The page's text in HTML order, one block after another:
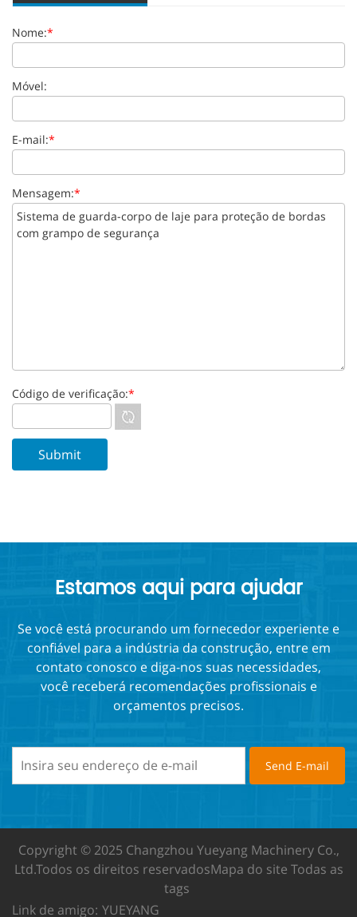
Nome:*
Móvel:
E-mail:*
Mensagem:*
Código de verificação:*
Estamos aqui para ajudar
Se você está procurando um fornecedor experiente e
confiável para a indústria da construção, entre em
contato conosco e diga-nos suas necessidades,
você receberá recomendações profissionais e
orçamentos precisos.
Copyright © 2025 Changzhou Yueyang Machinery Co.,
Ltd.Todos os direitos reservadosMapa do site Todas as
tags
Link de amigo: YUEYANG